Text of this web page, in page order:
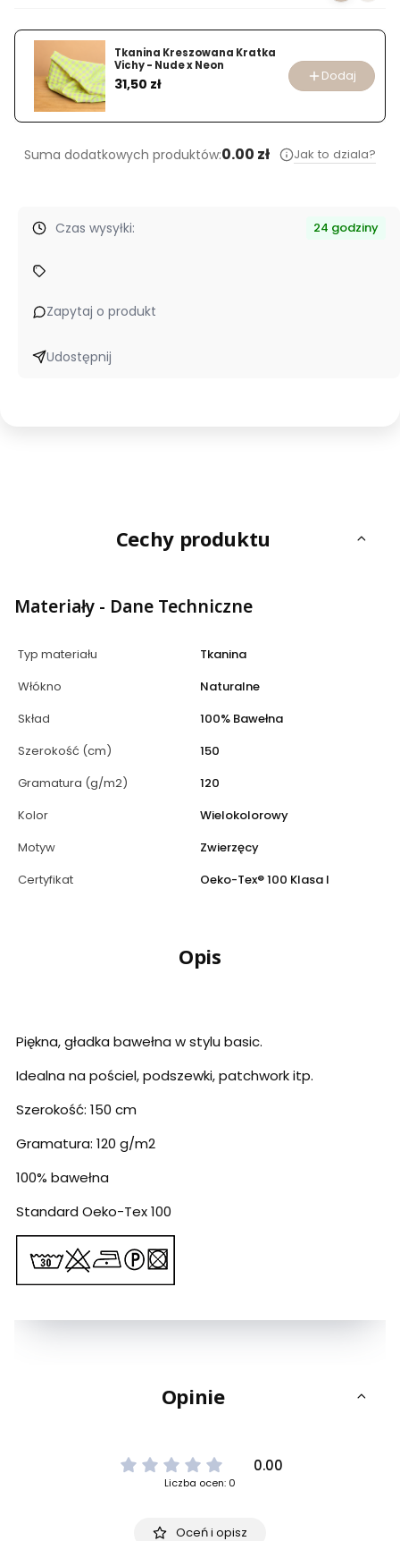
Tkanina Kreszowana Kratka
Vichy - Nude x Neon
Cena
31,50 zł Dodaj
Suma dodatkowych produktów:0.00 zł Jak to dziala?
Czas wysyłki: 24 godziny
Zapytaj o produkt
Udostępnij
Cechy produktu
Materiały - Dane Techniczne
Typ materiału
Tkanina
Włókno
Naturalne
Skład
100% Bawełna
Szerokość (cm)
150
Gramatura (g/m2)
120
Kolor
Wielokolorowy
Motyw
Zwierzęcy
Certyfikat
Oeko-Tex® 100 Klasa I
Opis
Piękna, gładka bawełna w stylu basic.
Idealna na pościel, podszewki, patchwork itp.
Szerokość: 150 cm
Gramatura: 120 g/m2
100% bawełna
Standard Oeko-Tex 100
Opinie
0.00
Liczba ocen: 0
Oceń i opisz